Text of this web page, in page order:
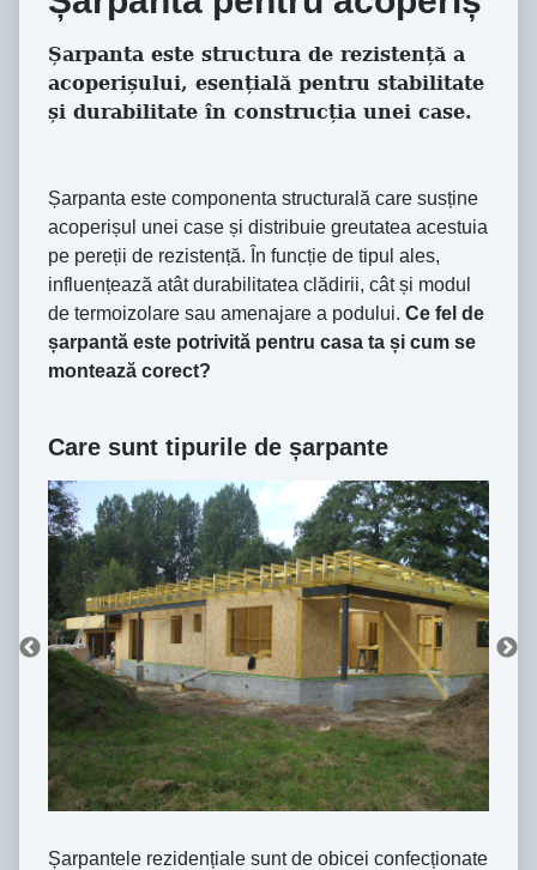
Șarpanta este structura de rezistență a
acoperișului, esențială pentru stabilitate
și durabilitate în construcția unei case.
Șarpanta este componenta structurală care susține
acoperișul unei case și distribuie greutatea acestuia
pe pereții de rezistență. În funcție de tipul ales,
influențează atât durabilitatea clădirii, cât și modul
de termoizolare sau amenajare a podului. Ce fel de
șarpantă este potrivită pentru casa ta și cum se
montează corect?
Care sunt tipurile de șarpante
Șarpantele rezidențiale sunt de obicei confecționate